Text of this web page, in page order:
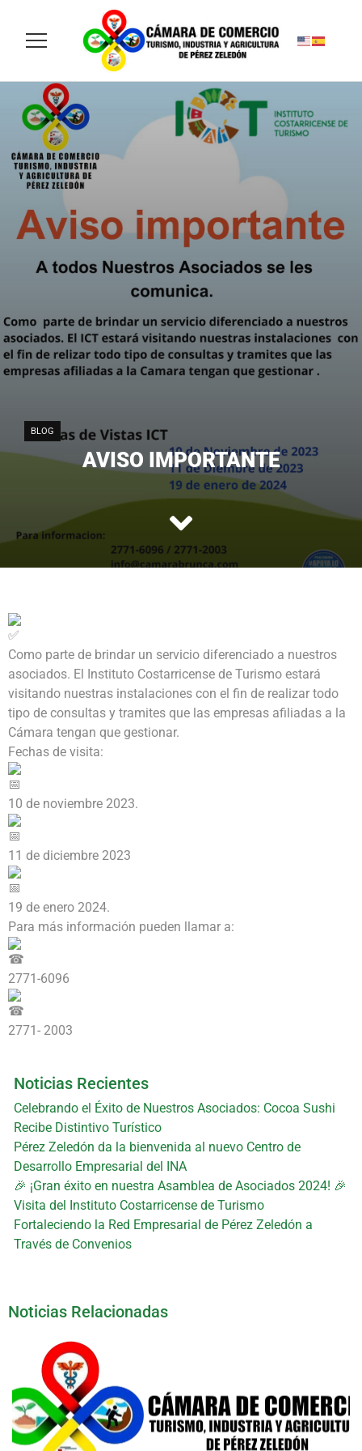
BLOG
AVISO IMPORTANTE
Como parte de brindar un servicio diferenciado a nuestros
asociados. El
Instituto Costarricense de Turismo estará
visitando nuestras instalaciones con el fin de realizar todo
tipo de consultas y tramites que las empresas afiliadas a la
Cámara tengan que gestionar.
Fechas de visita:
10 de noviembre 2023.
11 de diciembre 2023
19 de enero 2024.
Para más información pueden llamar a:
2771-6096
2771- 2003
Noticias Recientes
Celebrando el Éxito de Nuestros Asociados: Cocoa Sushi
Recibe Distintivo Turístico
Pérez Zeledón da la bienvenida al nuevo Centro de
Desarrollo Empresarial del INA
🎉 ¡Gran éxito en nuestra Asamblea de Asociados 2024! 🎉
Visita del Instituto Costarricense de Turismo
Fortaleciendo la Red Empresarial de Pérez Zeledón a
Través de Convenios
Noticias Relacionadas